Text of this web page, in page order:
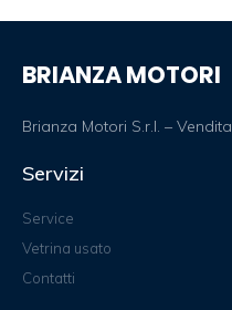
BRIANZA MOTORI
Brianza Motori S.r.l. –
Servizi
Service
Vetrina usato
Contatti